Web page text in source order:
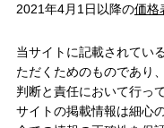
2021年4月1日以降の価格
当サイトに記載されてい
ただくためのものであり
判断と責任において行っ
サイトの掲載情報は細心